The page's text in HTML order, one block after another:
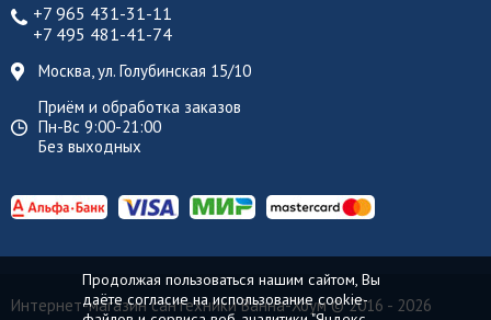
+7 965 431-31-11
+7 495 481-41-74
Москва, ул. Голубинская 15/10
Приём и обработка заказов
Пн-Вс 9:00-21:00
Без выходных
Интернет-магазин сантехники Ванна-Хоум© 2016 - 2026
Продолжая пользоваться нашим сайтом, Вы
даёте согласие на использование cookie-